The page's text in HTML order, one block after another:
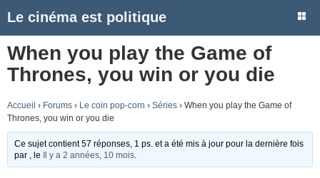
Le cinéma est politique
When you play the Game of
Thrones, you win or you die
Accueil › Forums › Le coin pop-corn › Séries › When you play the Game of
Thrones, you win or you die
Ce sujet contient 57 réponses, 1 ps. et a été mis à jour pour la dernière fois
par
, le Il y a 2 années, 10 mois